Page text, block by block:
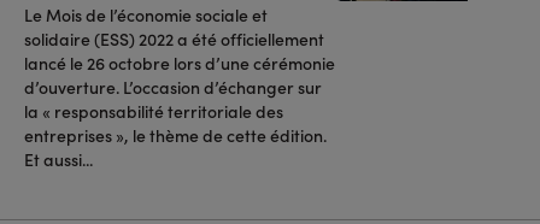
Le Mois de l’économie sociale et
solidaire (ESS) 2022 a été officiellement
lancé le 26 octobre lors d’une cérémonie
d’ouverture. L’occasion d’échanger sur
la « responsabilité territoriale des
entreprises », le thème de cette édition.
Et aussi...